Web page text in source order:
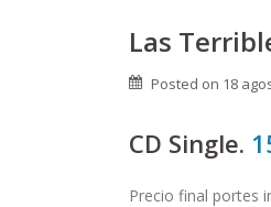
Las
Posted on 18
CD Single.
Precio final portes